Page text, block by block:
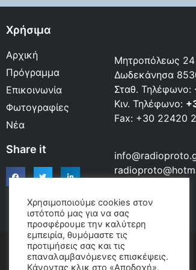
Χρήσιμα
Αρχική
Πρόγραμμα
Επικοινωνία
Φωτογραφίες
Νέα
Share it
Μητροπόλεως
Δωδεκάνησα
Σταθ. Τηλέφωνο:
Κιν. Τηλέφωνο:
Fax: +30 22420
Χρησιμοποιούμε cookies στον
ιστότοπό μας για να σας
προσφέρουμε την καλύτερη
εμπειρία, θυμόμαστε τις
προτιμήσεις σας και τις
επαναλαμβανόμενες επισκέψεις.
Κάνοντας κλικ στο «Αποδοχή»,